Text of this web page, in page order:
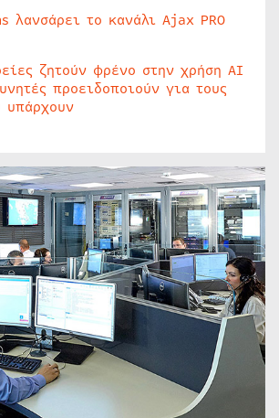
λανσάρει το κανάλι Ajax PRO
ζητούν φρένο στην χρήση AI
προειδοποιούν για τους
υπάρχουν